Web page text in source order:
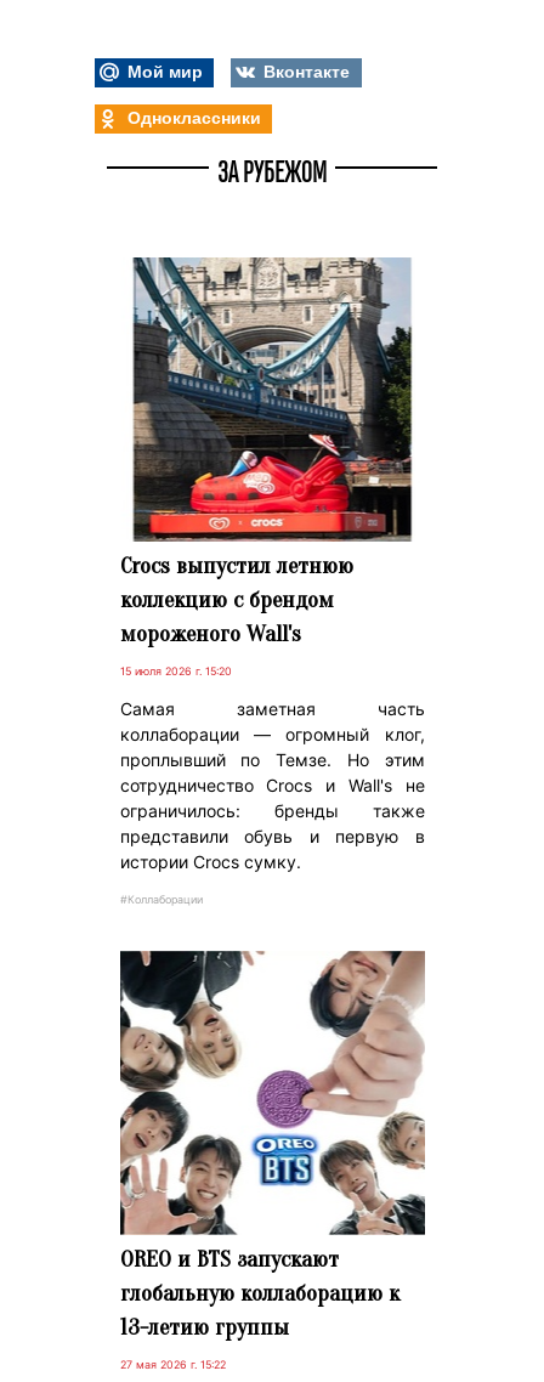
Мой мир
Вконтакте
Одноклассники
ЗА РУБЕЖОМ
Crocs выпустил летнюю
коллекцию с брендом
мороженого Wall's
15 июля 2026 г. 15:20
Самая заметная часть
коллаборации — огромный клог,
проплывший по Темзе. Но этим
сотрудничество Crocs и Wall's не
ограничилось: бренды также
представили обувь и первую в
истории Crocs сумку.
#Коллаборации
OREO и BTS запускают
глобальную коллаборацию к
13-летию группы
27 мая 2026 г. 15:22